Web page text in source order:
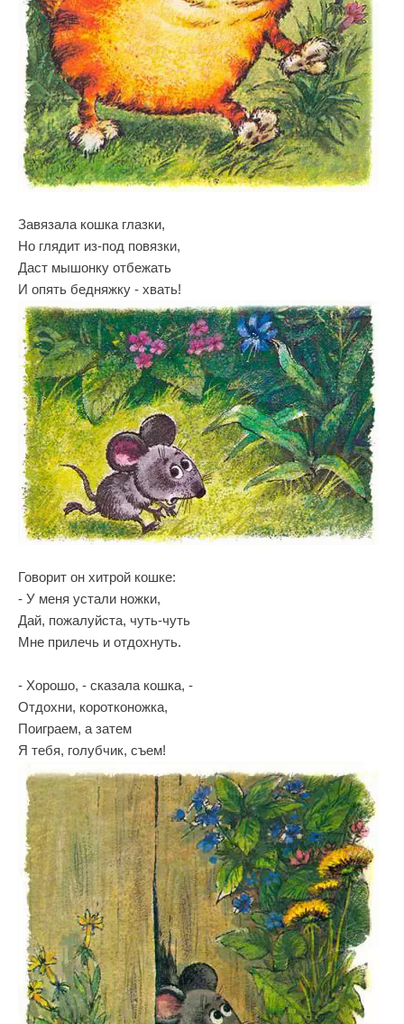
Завязала кошка глазки,
Но глядит из-под повязки,
Даст мышонку отбежать
И опять бедняжку - хвать!
Говорит он хитрой кошке:
- У меня устали ножки,
Дай, пожалуйста, чуть-чуть
Мне прилечь и отдохнуть.
- Хорошо, - сказала кошка, -
Отдохни, коротконожка,
Поиграем, а затем
Я тебя, голубчик, съем!